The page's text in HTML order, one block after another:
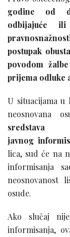
godine od
odbijajuće ili
postupak
povodom
prijema odluke
U situacijama u
neosnovana
sredstava
javnog
lica, sud će na
informisanja
neosnovanost
osude.
Ako slučaj
informisanja,